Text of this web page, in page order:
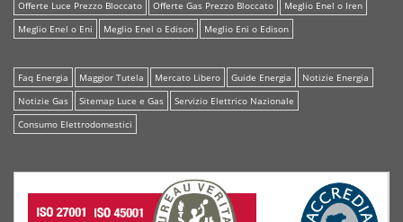
Offerte Luce Prezzo Bloccato
Offerte Gas Prezzo Bloccato
Meglio Enel o Iren
Meglio Enel o Eni
Meglio Enel o Edison Meglio Eni o Edison
Faq Energia Maggior Tutela Mercato Libero Guide Energia
Notizie Energia
Notizie Gas
Sitemap Luce e Gas
Servizio Elettrico Nazionale
Consumo Elettrodomestici